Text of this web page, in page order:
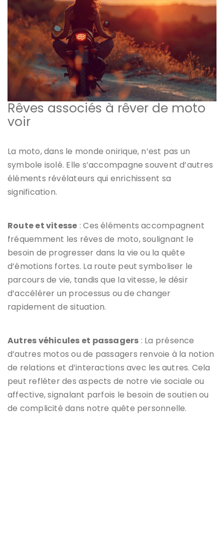
Rêves associés à rêver de moto
voir
La moto, dans le monde onirique, n’est pas un
symbole isolé. Elle s’accompagne souvent d’autres
éléments révélateurs qui enrichissent sa
signification.
Route et vitesse : Ces éléments accompagnent
fréquemment les rêves de moto, soulignant le
besoin de progresser dans la vie ou la quête
d’émotions fortes. La route peut symboliser le
parcours de vie, tandis que la vitesse, le désir
d’accélérer un processus ou de changer
rapidement de situation.
Autres véhicules et passagers : La présence
d’autres motos ou de passagers renvoie à la notion
de relations et d’interactions avec les autres. Cela
peut refléter des aspects de notre vie sociale ou
affective, signalant parfois le besoin de soutien ou
de complicité dans notre quête personnelle.